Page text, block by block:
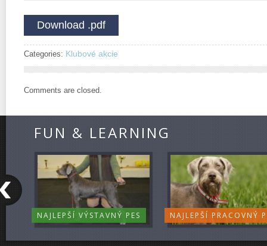
Download .pdf
Categories: Klubové akcie
Comments are closed.
FUN & LEARNING
NAJLEPŠÍ VÝSTAVNÝ PES NAJLEPŠÍ PRACOVNÝ